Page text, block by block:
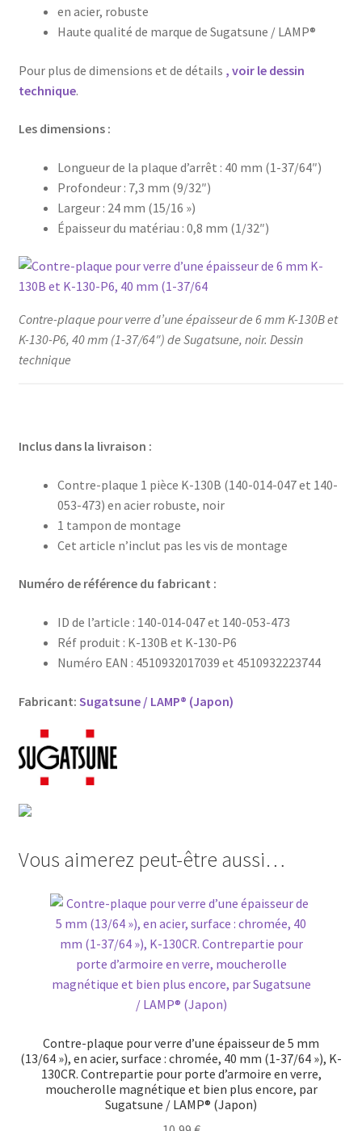
en acier, robuste
Haute qualité de marque de Sugatsune / LAMP®
Pour plus de dimensions et de détails , voir le dessin
technique.
Les dimensions :
Longueur de la plaque d’arrêt : 40 mm (1-37/64″)
Profondeur : 7,3 mm (9/32″)
Largeur : 24 mm (15/16 »)
Épaisseur du matériau : 0,8 mm (1/32″)
Contre-plaque pour verre d’une épaisseur de 6 mm K-130B et
K-130-P6, 40 mm (1-37/64″) de Sugatsune, noir. Dessin
technique
Inclus dans la livraison :
Contre-plaque 1 pièce K-130B (140-014-047 et 140-
053-473) en acier robuste, noir
1 tampon de montage
Cet article n’inclut pas les vis de montage
Numéro de référence du fabricant :
ID de l’article : 140-014-047 et 140-053-473
Réf produit : K-130B et K-130-P6
Numéro EAN : 4510932017039 et 4510932223744
Fabricant: Sugatsune / LAMP® (Japon)
Vous aimerez peut-être aussi…
Contre-plaque pour verre d’une épaisseur de 5 mm
(13/64 »), en acier, surface : chromée, 40 mm (1-37/64 »), K-
130CR. Contrepartie pour porte d’armoire en verre,
moucherolle magnétique et bien plus encore, par
Sugatsune / LAMP® (Japon)